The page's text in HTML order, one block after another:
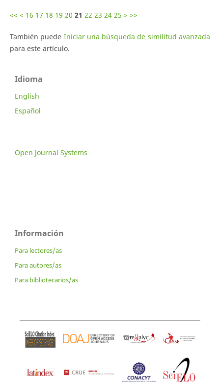
<< < 16 17 18 19 20 21 22 23 24 25 > >>
También puede Iniciar una búsqueda de similitud avanzada
para este artículo.
Idioma
English
Español
Open Journal Systems
Información
Para lectores/as
Para autores/as
Para bibliotecarios/as